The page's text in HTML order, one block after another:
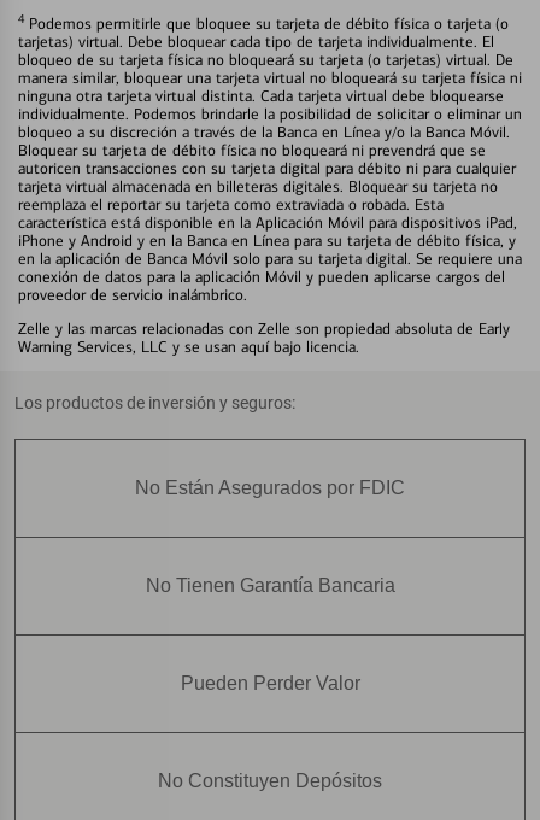
4 Podemos permitirle que bloquee su tarjeta de débito física o tarjeta (o
tarjetas) virtual. Debe bloquear cada tipo de tarjeta individualmente. El
bloqueo de su tarjeta física no bloqueará su tarjeta (o tarjetas) virtual. De
manera similar, bloquear una tarjeta virtual no bloqueará su tarjeta física ni
ninguna otra tarjeta virtual distinta. Cada tarjeta virtual debe bloquearse
individualmente. Podemos brindarle la posibilidad de solicitar o eliminar un
bloqueo a su discreción a través de la Banca en Línea y/o la Banca Móvil.
Bloquear su tarjeta de débito física no bloqueará ni prevendrá que se
autoricen transacciones con su tarjeta digital para débito ni para cualquier
tarjeta virtual almacenada en billeteras digitales. Bloquear su tarjeta no
reemplaza el reportar su tarjeta como extraviada o robada. Esta
característica está disponible en la Aplicación Móvil para dispositivos iPad,
iPhone y Android y en la Banca en Línea para su tarjeta de débito física, y
en la aplicación de Banca Móvil solo para su tarjeta digital. Se requiere una
conexión de datos para la aplicación Móvil y pueden aplicarse cargos del
proveedor de servicio inalámbrico.
Zelle y las marcas relacionadas con Zelle son propiedad absoluta de Early
Warning Services, LLC y se usan aquí bajo licencia.
Los productos de inversión y seguros:
No Están Asegurados por FDIC
No Tienen Garantía Bancaria
Pueden Perder Valor
No Constituyen Depósitos